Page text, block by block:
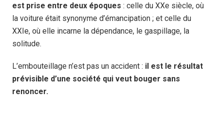
est prise entre deux époques : celle du XXe siècle, où
la voiture était synonyme d’émancipation ; et celle du
XXIe, où elle incarne la dépendance, le gaspillage, la
solitude.
L’embouteillage n’est pas un accident : il est le résultat
prévisible d’une société qui veut bouger sans
renoncer.